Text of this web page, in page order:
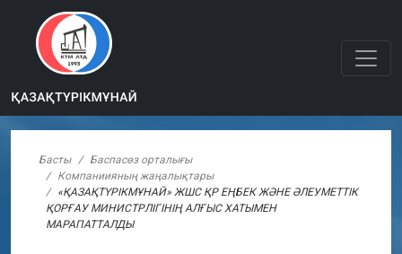
Басты
Баспасөз орталығы
Компаниияның жаңалықтары
«ҚАЗАҚТҮРІКМҰНАЙ» ЖШС ҚР ЕҢБЕК ЖӘНЕ ӘЛЕУМЕТТІК
ҚОРҒАУ МИНИСТРЛІГІНІҢ АЛҒЫС ХАТЫМЕН
МАРАПАТТАЛДЫ